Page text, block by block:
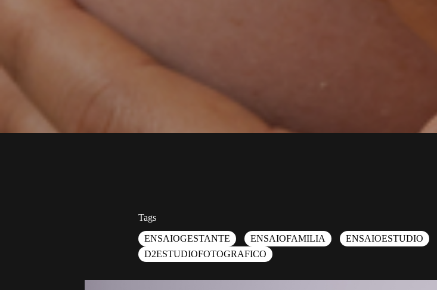
Tags
ENSAIOGESTANTE ENSAIOFAMILIA ENSAIOESTUDIO
D2ESTUDIOFOTOGRAFICO